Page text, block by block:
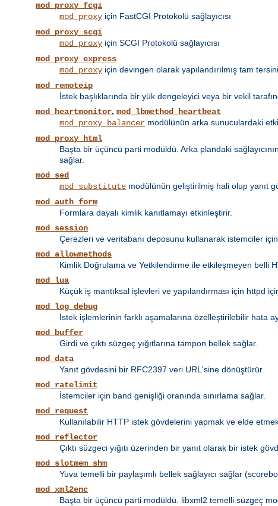
mod_proxy_fcgi
mod_proxy için FastCGI Protokolü sağlayıcısı
mod_proxy_scgi
mod_proxy için SCGI Protokolü sağlayıcısı
mod_proxy_express
mod_proxy için devingen olarak yapılandırılmış tam
mod_remoteip
İstek başlıklarında bir yük dengeleyici veya bir vekil
mod_heartmonitor, mod_lbmethod_heartbeat
mod_proxy_balancer modülünün arka sunuculardaki
mod_proxy_html
Başta bir üçüncü parti modüldü. Arka plandaki
sağlar.
mod_sed
mod_substitute modülünün geliştirilmiş hali olup yanıt
mod_auth_form
Formlara dayalı kimlik kanıtlamayı etkinleştirir.
mod_session
Çerezleri ve veritabanı deposunu kullanarak istemciler
mod_allowmethods
Kimlik Doğrulama ve Yetkilendirme ile etkileşmeyen belli
mod_lua
Küçük iş mantıksal işlevleri ve yapılandırması için httpd
mod_log_debug
İstek işlemlerinin farklı aşamalarına özelleştirilebilir hata
mod_buffer
Girdi ve çıktı süzgeç yığıtlarına tampon bellek sağlar.
mod_data
Yanıt gövdesini bir RFC2397 veri URL'sine dönüştürür.
mod_ratelimit
İstemciler için band genişliği oranında sınırlama sağlar.
mod_request
Kullanılabilir HTTP istek gövdelerini yapmak ve elde
mod_reflector
Çıktı süzgeci yığıtı üzerinden bir yanıt olarak bir istek
mod_slotmem_shm
Yuva temelli bir paylaşımlı bellek sağlayıcı sağlar
mod_xml2enc
Başta bir üçüncü parti modüldü. libxml2 temelli süzgeç